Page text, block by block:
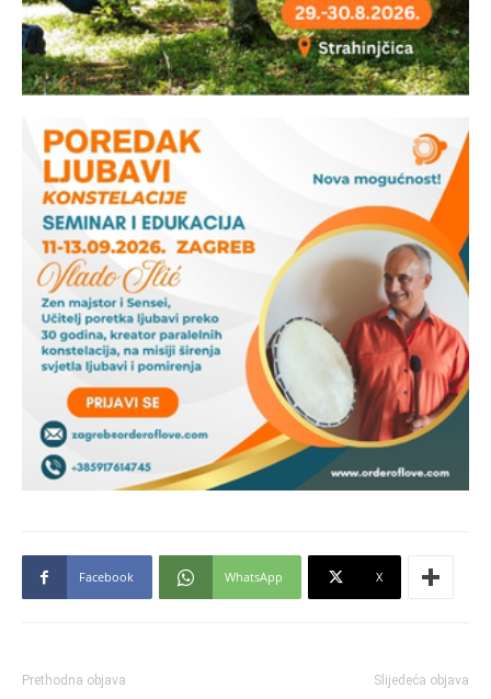
Facebook WhatsApp X
Prethodna objava Slijedeća objava